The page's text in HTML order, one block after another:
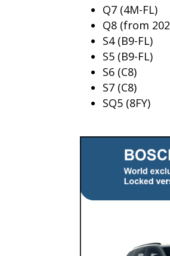
Q7 (4M-FL)
Q8 (from
S4 (B9-FL)
S5 (B9-FL)
S6 (C8)
S7 (C8)
SQ5 (8FY)